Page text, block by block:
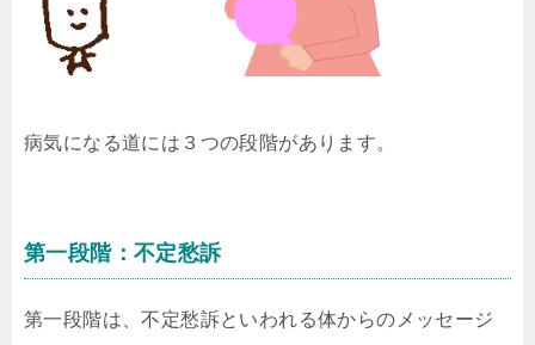
病気になる道には３つの段階があります。
第一段階：不定愁訴
第一段階は、不定愁訴といわれる体からのメッセージ